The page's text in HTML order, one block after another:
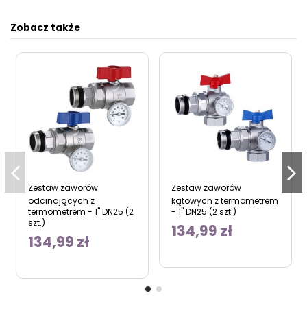
Zobacz także
Zestaw zaworów
odcinających z
termometrem - 1" DN25 (2
szt.)
134,99 zł
Zestaw zaworów
kątowych z termometrem
- 1" DN25 (2 szt.)
134,99 zł